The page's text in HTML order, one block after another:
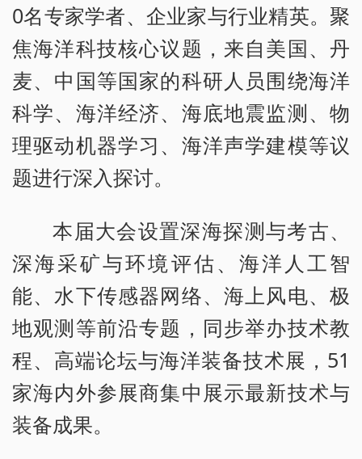
0名专家学者、企业家与行业精英。聚
焦海洋科技核心议题，来自美国、丹
麦、中国等国家的科研人员围绕海洋
科学、海洋经济、海底地震监测、物
理驱动机器学习、海洋声学建模等议
题进行深入探讨。
本届大会设置深海探测与考古、
深海采矿与环境评估、海洋人工智
能、水下传感器网络、海上风电、极
地观测等前沿专题，同步举办技术教
程、高端论坛与海洋装备技术展，51
家海内外参展商集中展示最新技术与
装备成果。